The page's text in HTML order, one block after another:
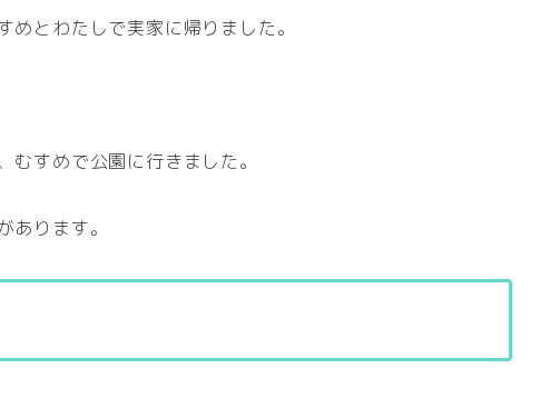
めとわたしで実家に帰りました。
すめで公園に行きました。
あります。